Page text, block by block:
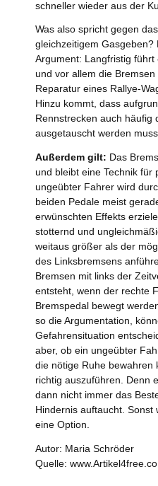
schneller wieder aus der
Was also spricht gegen
gleichzeitigem Gasgeben?
Argument: Langfristig
und vor allem die
Reparatur eines Rallye-
Hinzu kommt, dass
Rennstrecken auch häufig
ausgetauscht werden
Außerdem gilt: Das
und bleibt eine Technik für
ungeübter Fahrer wird
beiden Pedale meist
erwünschten Effekts
stotternd und
weitaus größer als der
des Linksbremsens
Bremsen mit links der
entsteht, wenn der rechte
Bremspedal bewegt
so die Argumentation,
Gefahrensituation
aber, ob ein ungeübter
die nötige Ruhe bewahren
richtig auszuführen. Denn
dann nicht immer das
Hindernis auftaucht.
eine Option.
Autor: Maria Schröder
Quelle: